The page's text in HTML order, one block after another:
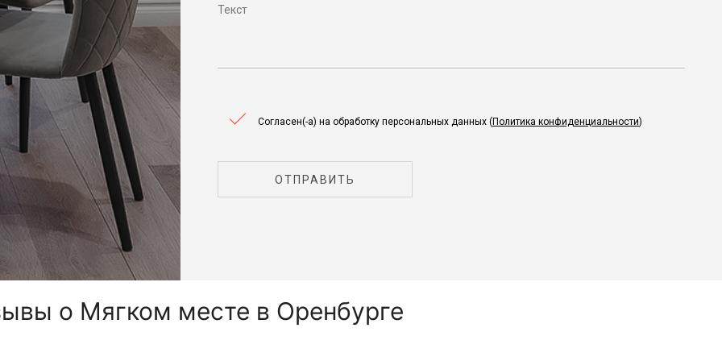
Согласен(-а) на обработку персональных данных (Политика конфиденциальности)
ОТПРАВИТЬ
о Мягком месте в Оренбурге